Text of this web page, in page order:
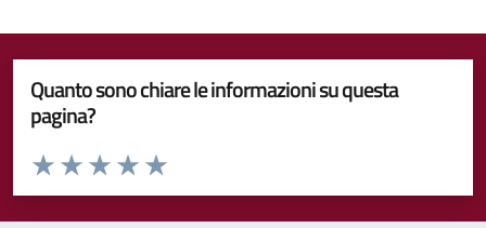
Quanto sono chiare le informazioni su questa
pagina?
Valuta da 1 a 5 stelle la pagina
Valuta 5 stelle su 5
Valuta 4 stelle su 5
Valuta 3 stelle su 5
Valuta 2 stelle su 5
Valuta 1 stelle su 5